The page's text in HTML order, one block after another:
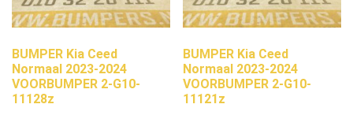
BUMPER Kia Ceed
Normaal 2023-2024
VOORBUMPER 2-G10-
11128z
BUMPER Kia Ceed
Normaal 2023-2024
VOORBUMPER 2-G10-
11121z